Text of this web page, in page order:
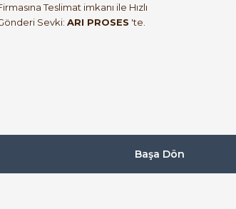
Teslimat imkanı ile Hızlı
Sevki: ARI PROSES 'te.
Başa Dön